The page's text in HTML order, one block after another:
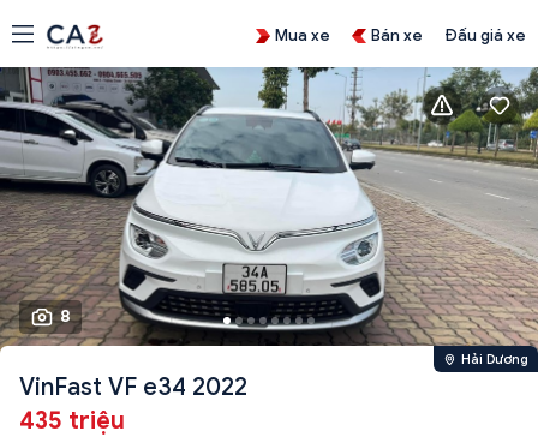
Mua xe Bán xe Đấu giá xe
8
Hải Dương
VinFast VF e34 2022
435 triệu